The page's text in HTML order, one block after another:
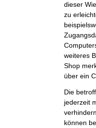
dieser
zu
weiteres
Shop
über ein
Die
jederzeit
können